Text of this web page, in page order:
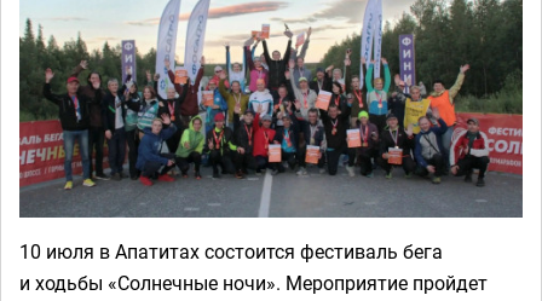
10 июля в Апатитах состоится фестиваль бега
и ходьбы «Солнечные ночи». Мероприятие пройдет